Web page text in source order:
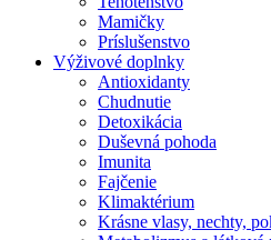
Mamičky
Príslušenstvo
Výživové doplnky
Antioxidanty
Chudnutie
Detoxikácia
Duševná pohoda
Imunita
Fajčenie
Klimaktérium
Krásne vlasy, nechty,